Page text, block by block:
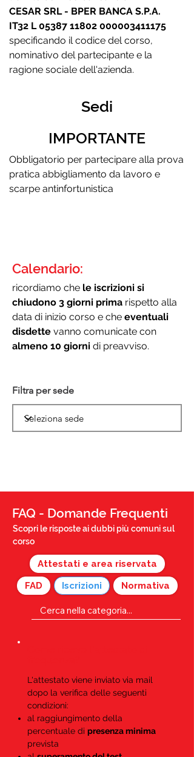
CESAR SRL - BPER BANCA S.P.A.
IT32 L05387 11802 000003411175
specificando il codice del corso,
nominativo del partecipante e la
ragione sociale dell'azienda.
Sedi
IMPORTANTE
Obbligatorio per partecipare alla prova
pratica abbigliamento da lavoro e
scarpe antinfortunistica
Calendario:
ricordiamo che le iscrizioni si
chiudono 3 giorni prima rispetto alla
data di inizio corso e che eventuali
disdette vanno comunicate con
almeno 10 giorni di preavviso.
Filtra per sede
FAQ - Domande Frequenti
Scopri le risposte ai dubbi più comuni sul
corso
Attestati e area riservata
FAD
Iscrizioni Normativa
L'attestato viene inviato via mail
dopo la verifica delle seguenti
condizioni:
al raggiungimento della
percentuale di presenza minima
prevista